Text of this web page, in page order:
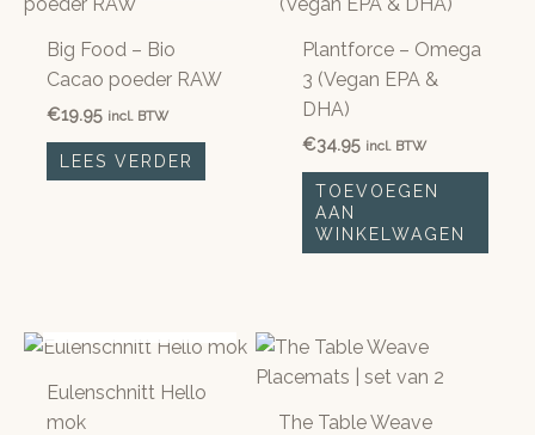
Big Food – Bio
Cacao poeder RAW
€19.95 incl. BTW
LEES VERDER
Plantforce – Omega
3 (Vegan EPA &
DHA)
€34.95 incl. BTW
TOEVOEGEN
AAN
WINKELWAGEN
Eulenschnitt Hello
mok
The Table Weave